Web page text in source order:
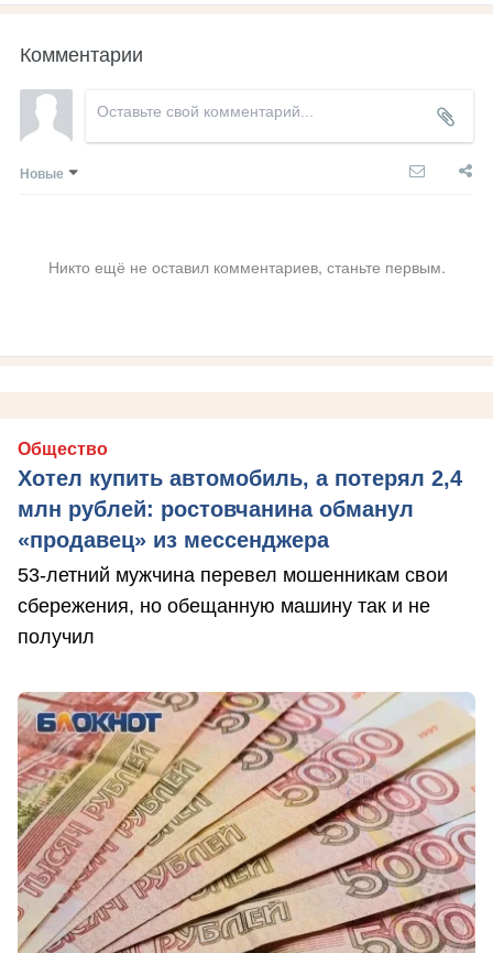
Комментарии
Новые
Никто ещё не оставил комментариев, станьте первым.
Общество
Хотел купить автомобиль, а потерял 2,4
млн рублей: ростовчанина обманул
«продавец» из мессенджера
53-летний мужчина перевел мошенникам свои
сбережения, но обещанную машину так и не
получил